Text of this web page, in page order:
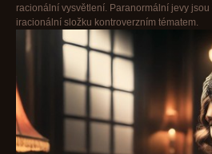
racionální vysvětlení. Paranormální jevy
iracionální složku kontroverzním tématem.